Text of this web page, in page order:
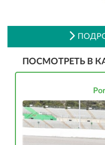
ПОСМОТРЕТЬ В